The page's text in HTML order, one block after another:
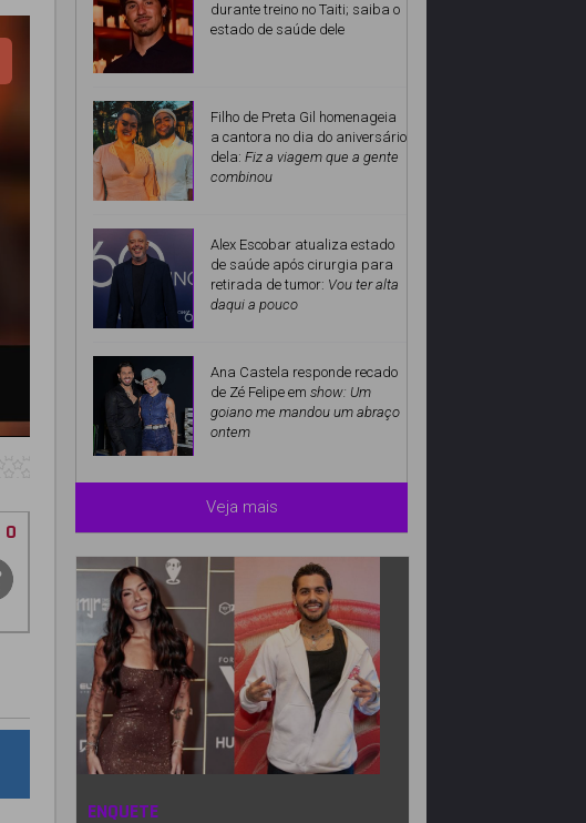
0
durante treino no Taiti; saiba o
estado de saúde dele
Filho de Preta Gil homenageia
a cantora no dia do aniversário
dela: Fiz a viagem que a gente
combinou
Alex Escobar atualiza estado
de saúde após cirurgia para
retirada de tumor: Vou ter alta
daqui a pouco
Ana Castela responde recado
de Zé Felipe em show: Um
goiano me mandou um abraço
ontem
Veja mais
ENQUETE